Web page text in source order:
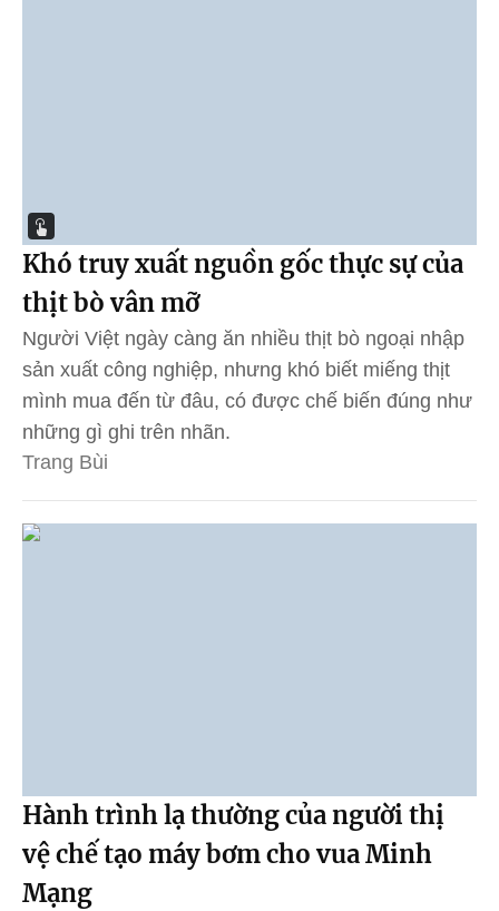
Khó truy xuất nguồn gốc thực sự của
thịt bò vân mỡ
Người Việt ngày càng ăn nhiều thịt bò ngoại nhập
sản xuất công nghiệp, nhưng khó biết miếng thịt
mình mua đến từ đâu, có được chế biến đúng như
những gì ghi trên nhãn.
Trang Bùi
Hành trình lạ thường của người thị
vệ chế tạo máy bơm cho vua Minh
Mạng